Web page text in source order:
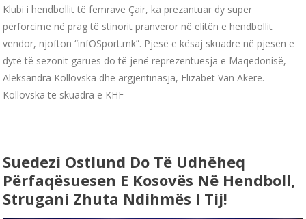
Klubi i hendbollit të femrave Çair, ka prezantuar dy super
përforcime në prag të stinorit pranveror në elitën e hendbollit
vendor, njofton “infOSport.mk”. Pjesë e kësaj skuadre në pjesën e
dytë të sezonit garues do të jenë reprezentuesja e Maqedonisë,
Aleksandra Kollovska dhe argjentinasja, Elizabet Van Akere.
Kollovska te skuadra e KHF
Suedezi Ostlund Do Të Udhëheq
Përfaqësuesen E Kosovës Në Hendboll,
Strugani Zhuta Ndihmës I Tij!